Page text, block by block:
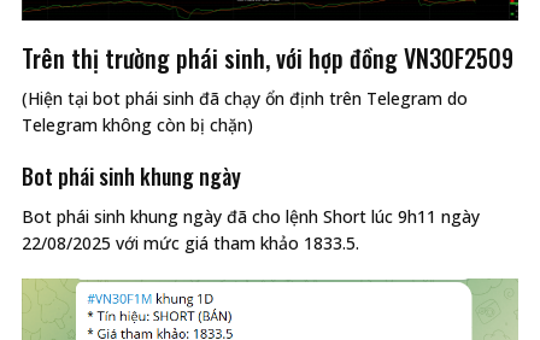
Trên thị trường phái sinh, với hợp đồng VN30F2509
(Hiện tại bot phái sinh đã chạy ổn định trên Telegram do
Telegram không còn bị chặn)
Bot phái sinh khung ngày
Bot phái sinh khung ngày đã cho lệnh Short lúc 9h11 ngày
22/08/2025 với mức giá tham khảo 1833.5.